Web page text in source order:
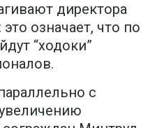
директора
означает, что по
“ходоки”
с